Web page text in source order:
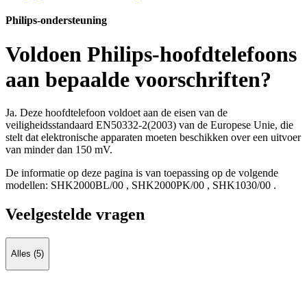
Philips-ondersteuning
Voldoen Philips-hoofdtelefoons
aan bepaalde voorschriften?
Ja. Deze hoofdtelefoon voldoet aan de eisen van de
veiligheidsstandaard EN50332-2(2003) van de Europese Unie, die
stelt dat elektronische apparaten moeten beschikken over een uitvoer
van minder dan 150 mV.
De informatie op deze pagina is van toepassing op de volgende
modellen: SHK2000BL/00 , SHK2000PK/00 , SHK1030/00 .
Veelgestelde vragen
Alles (5)